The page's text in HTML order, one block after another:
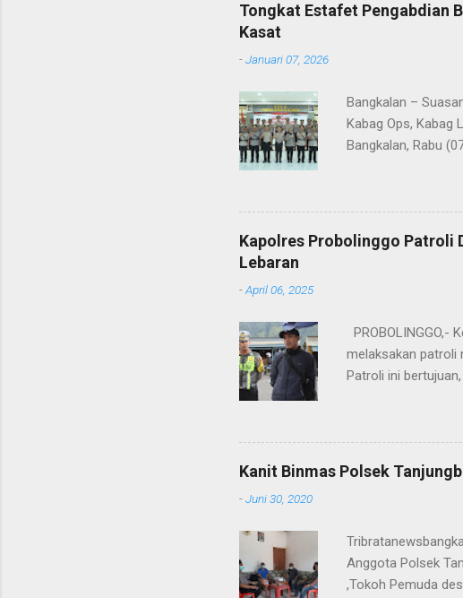
Tongkat Estafet Pengabdian
Kasat
-Januari 07, 2026
Bangkalan –
Kabag Ops, Kabag
Bangkalan, Rabu
kesinambungan
M.H. resmi
Wakapolres
Rifai, S.H., M.H. ,
Kapolres Probolinggo Patroli
Lebaran
-April 06, 2025
PROBOLINGGO,-
melaksakan patroli
Patroli ini
mengantisipasi
meningkat selama
pihaknya
menekankan
Kanit Binmas Polsek
-Juni 30, 2020
Anggota Polsek
,Tokoh Pemuda